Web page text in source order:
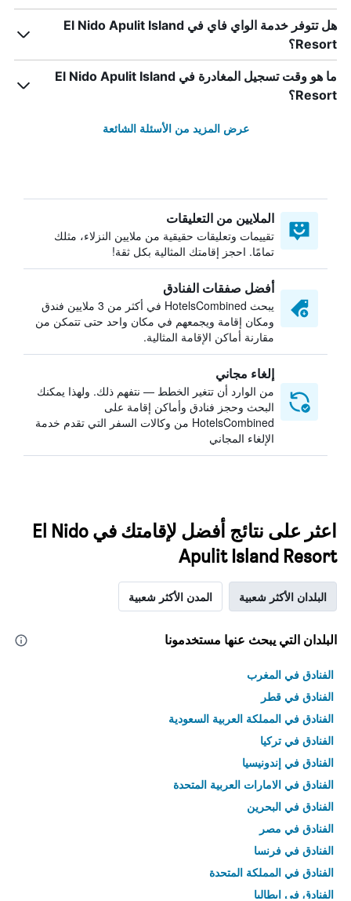
هل تتوفر خدمة الواي فاي في El Nido Apulit Island
Resort؟
ما هو وقت تسجيل المغادرة في El Nido Apulit Island
Resort؟
عرض المزيد من الأسئلة الشائعة
الملايين من التعليقات
تقييمات وتعليقات حقيقية من ملايين النزلاء، مثلك
تمامًا. احجز إقامتك المثالية بكل ثقة!
أفضل صفقات الفنادق
يبحث HotelsCombined في أكثر من 3 ملايين فندق
ومكان إقامة ويجمعهم في مكان واحد حتى تتمكن من
مقارنة أماكن الإقامة المثالية.
إلغاء مجاني
من الوارد أن تتغير الخطط — نتفهم ذلك. ولهذا يمكنك
البحث وحجز فنادق وأماكن إقامة على
HotelsCombined من وكالات السفر التي تقدم خدمة
الإلغاء المجاني
اعثر على نتائج أفضل لإقامتك في El Nido
Apulit Island Resort
البلدان الأكثر شعبية المدن الأكثر شعبية
البلدان التي يبحث عنها مستخدمونا
الفنادق في المغرب
الفنادق في قطر
الفنادق في المملكة العربية السعودية
الفنادق في تركيا
الفنادق في إندونيسيا
الفنادق في الامارات العربية المتحدة
الفنادق في البحرين
الفنادق في مصر
الفنادق في فرنسا
الفنادق في المملكة المتحدة
الفنادق في إيطاليا